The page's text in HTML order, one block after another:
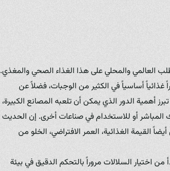
العالمي والمحلي على هذا الغذاء الصحي والمغذي.
غذائياً أساسياً في الكثير من الوجبات، فضلاً عن
أهمية الدور الذي يمكن أن تلعبه المصانع الكبيرة،
المباشر أو للاستخدام في صناعات أخرى. إن الحديث
القيمة الغذائية، العمر الافتراضي، الخلو من
اختيار السلالات مروراً بالتحكم الدقيق في بيئة